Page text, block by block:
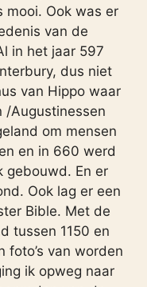
mooi. Ook was er
van de
in het jaar 597
dus niet
van Hippo waar
/Augustinessen
om mensen
en in 660 werd
gebouwd. En er
Ook lag er een
Bible. Met de
tussen 1150 en
foto’s van worden
ik opweg naar